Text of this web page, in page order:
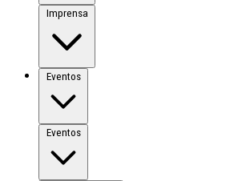
Imprensa
Eventos
Eventos